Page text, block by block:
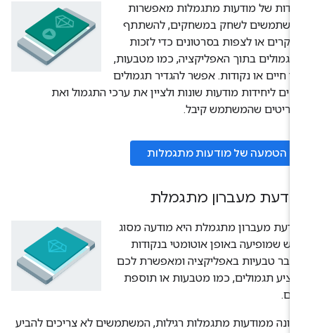
של מודעות מתגמלות מאפשרות
לשחק במשחקים, להשתתף
או לצפות בסרטונים כדי לזכות
בתוך האפליקציה, כמו מטבעות,
חיים או נקודות. אפשר להגדיר תגמולים
ליחידות מודעות שונות ולציין את ערכי התגמול ואת
שהמשתמש קיבל.
הטמעה של מודעות מתגמלות
מעברון מתגמלת
מעברון מתגמלת היא מודעה מסוג
שמופיעה באופן אוטומטי בנקודות
טבעיות באפליקציה ומאפשרת לכם
תגמולים, כמו מטבעות או תוספת
ממודעות מתגמלות רגילות, המשתמשים לא צריכים להביע